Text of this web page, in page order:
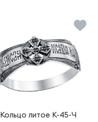
Кольцо литое К-45-Ч